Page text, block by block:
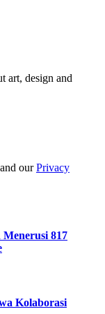
art, design and
ourPrivacy
817
Kolaborasi